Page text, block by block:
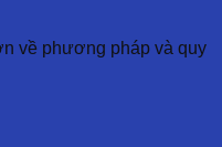
về phương pháp và quy